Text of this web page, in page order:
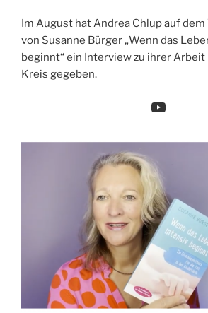
Im August hat Andrea Chlup auf
von Susanne Bürger „Wenn das
beginnt“ ein Interview zu ihrer
Kreis gegeben.
https://